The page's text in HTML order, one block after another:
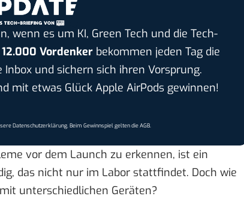
wenn es um KI, Green Tech und die Tech-
12.000 Vordenkerbekommen jeden Tag die
und sichern sich ihren Vorsprung.
mit etwas Glück Apple AirPods gewinnen!
Datenschutzerklärung. Beim Gewinnspiel gelten dieAGB.
vor dem Launch zu erkennen, ist ein
das nicht nur im Labor stattfindet. Doch wie
unterschiedlichen Geräten?